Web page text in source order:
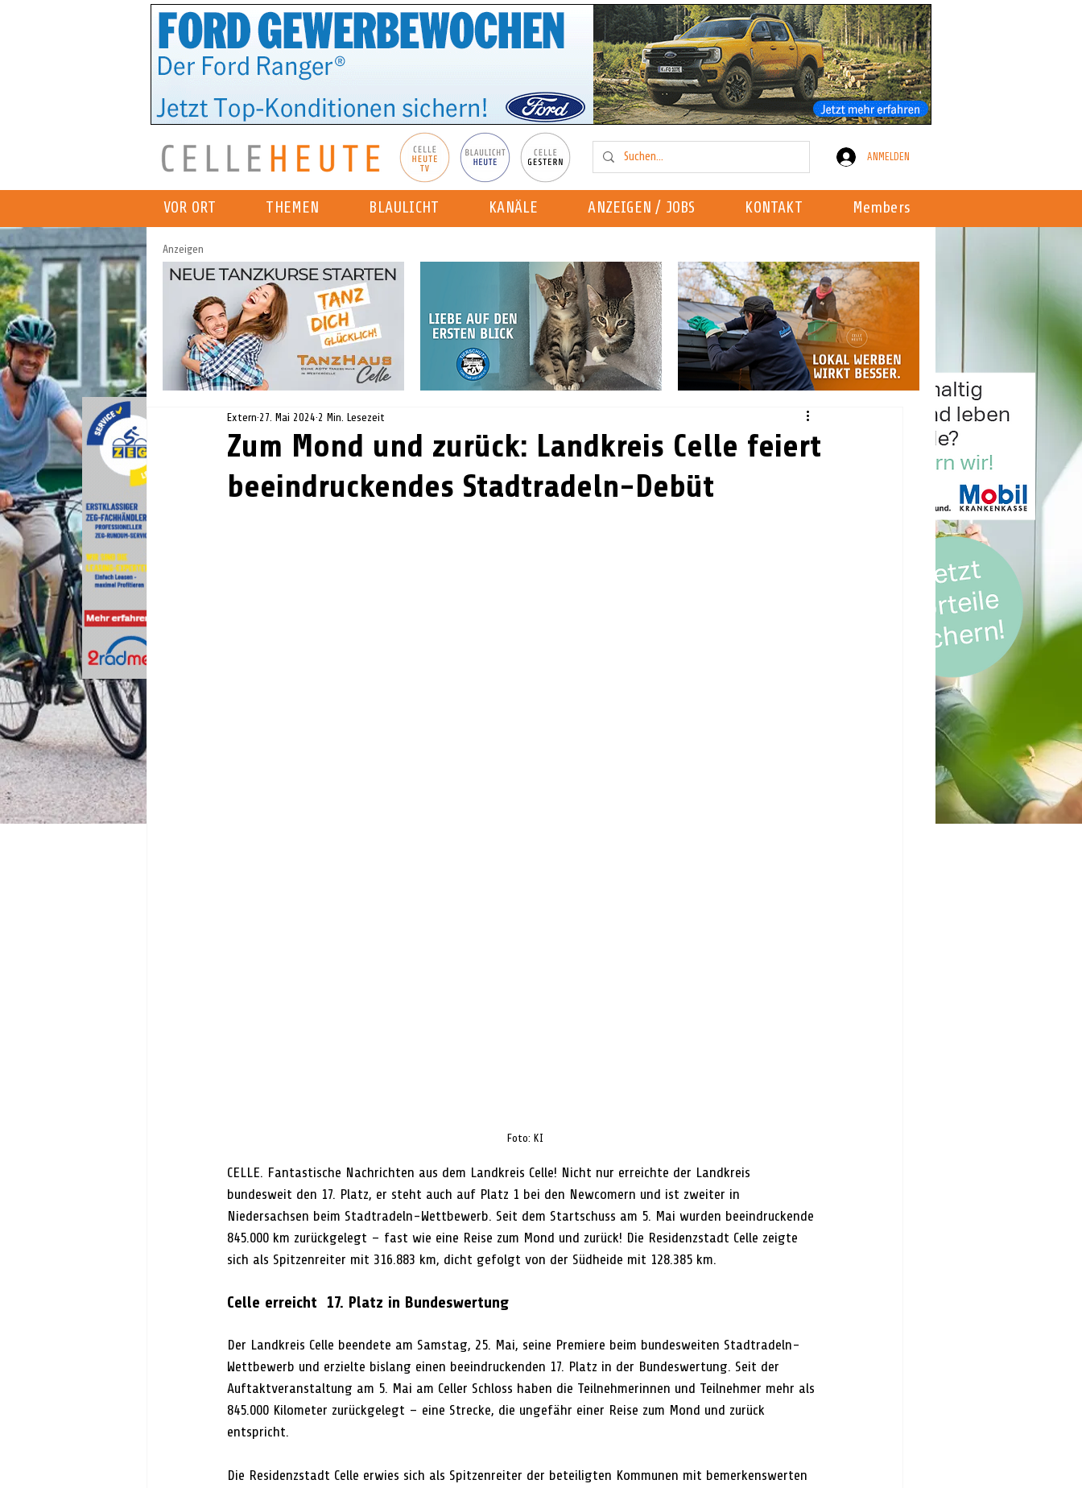
ANMELDEN
VOR ORT THEMEN BLAULICHT KANÄLE ANZEIGEN / JOBS KONTAKT Members
Anzeigen
Zum Mond und zurück: Landkreis Celle feiert
beeindruckendes Stadtradeln-Debüt
Extern 27. Mai 2024 2 Min. Lesezeit
Foto: KI
CELLE. Fantastische Nachrichten aus dem Landkreis Celle! Nicht nur erreichte der Landkreis
bundesweit den 17. Platz, er steht auch auf Platz 1 bei den Newcomern und ist zweiter in
Niedersachsen beim Stadtradeln-Wettbewerb. Seit dem Startschuss am 5. Mai wurden beeindruckende
845.000 km zurückgelegt – fast wie eine Reise zum Mond und zurück! Die Residenzstadt Celle zeigte
sich als Spitzenreiter mit 316.883 km, dicht gefolgt von der Südheide mit 128.385 km.
Celle erreicht  17. Platz in Bundeswertung
Der Landkreis Celle beendete am Samstag, 25. Mai, seine Premiere beim bundesweiten Stadtradeln-
Wettbewerb und erzielte bislang einen beeindruckenden 17. Platz in der Bundeswertung. Seit der
Auftaktveranstaltung am 5. Mai am Celler Schloss haben die Teilnehmerinnen und Teilnehmer mehr als
845.000 Kilometer zurückgelegt – eine Strecke, die ungefähr einer Reise zum Mond und zurück
entspricht.
Die Residenzstadt Celle erwies sich als Spitzenreiter der beteiligten Kommunen mit bemerkenswerten